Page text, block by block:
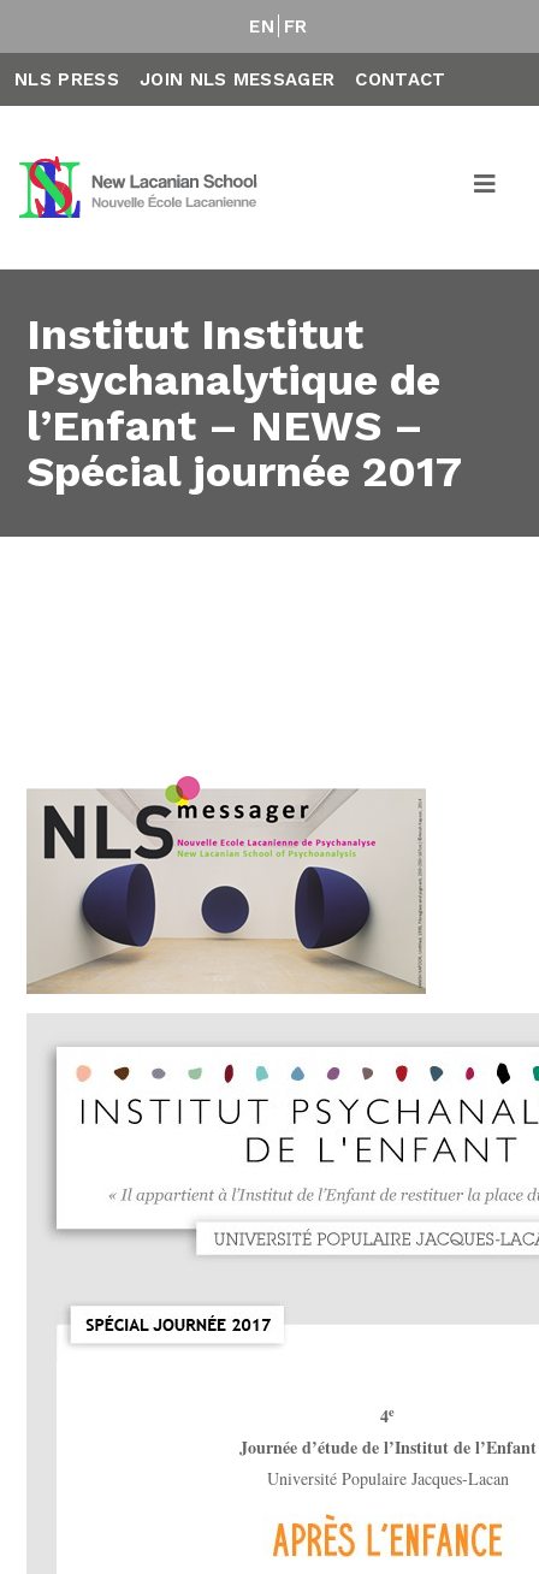
EN FR
NLS PRESS JOIN NLS MESSAGER CONTACT
Institut Institut
Psychanalytique de
l’Enfant – NEWS –
Spécial journée 2017
4e
Journée d’étude de l’Institut de l’Enfant
Université Populaire Jacques-Lacan